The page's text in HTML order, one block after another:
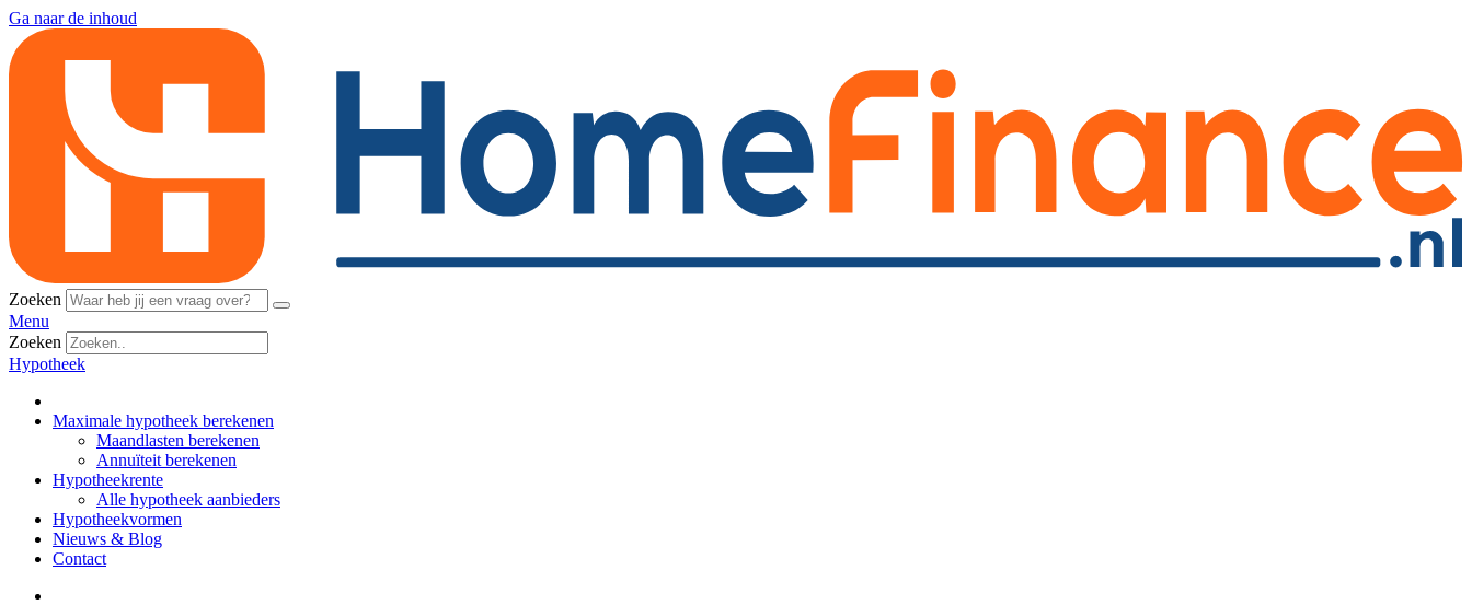
Ga naar de inhoud
Zoeken
Menu
Zoeken
Hypotheek
Maximale hypotheek berekenen
Maandlasten berekenen
Annuïteit berekenen
Hypotheekrente
Alle hypotheek aanbieders
Hypotheekvormen
Nieuws & Blog
Contact